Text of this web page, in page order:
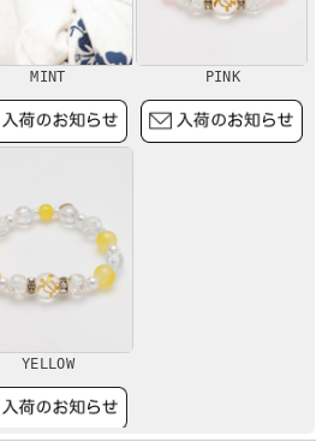
MINT PINK
YELLOW